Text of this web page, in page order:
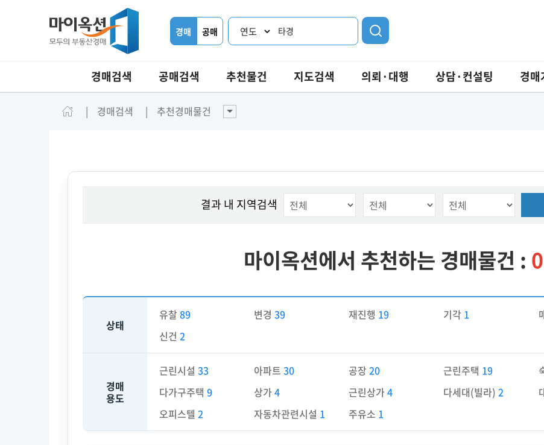
경매 공매 타경
경매검색 공매검색 추천물건 지도검색 의뢰·대행 상담·컨설팅 경매
경매검색 추천경매물건
결과 내 지역검색
마이옥션에서 추천하는 경매물건 : 0
상태
유찰 89 변경39 재진행 19 기각 1
신건 2
경매
용도
근린시설 33 아파트30 공장20 근린주택 19
다가구주택 9 상가4 근린상가4 다세대(빌라)2
오피스텔 2 자동차관련시설 1 주유소 1